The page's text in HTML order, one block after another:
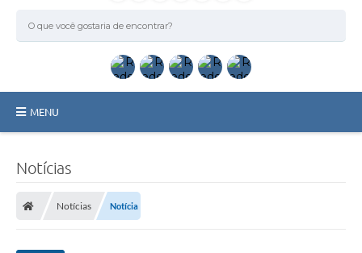
MENU
Licitações / PCA
Notícias
Notícias Notícia